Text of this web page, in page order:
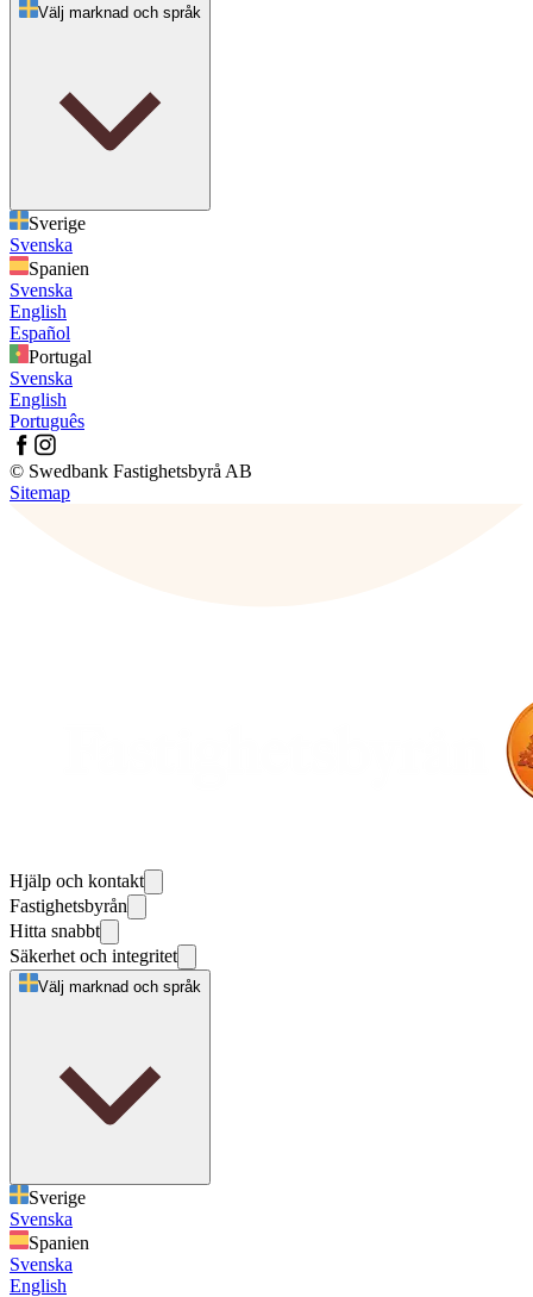
Välj marknad och språk
Sverige
Svenska
Spanien
Svenska
English
Español
Portugal
Svenska
English
Português
© Swedbank Fastighetsbyrå AB
Sitemap
Hjälp och kontakt
Fastighetsbyrån
Hitta snabbt
Säkerhet och integritet
Välj marknad och språk
Sverige
Svenska
Spanien
Svenska
English